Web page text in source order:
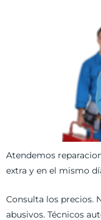
Atendemos
extra y en el mismo
Consulta los precios.
abusivos. Técnicos